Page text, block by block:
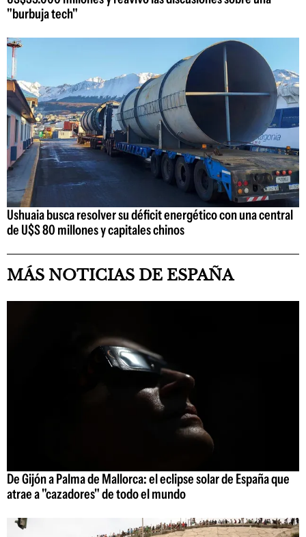
"burbuja tech"
Ushuaia busca resolver su déficit energético con una central
de U$S 80 millones y capitales chinos
MÁS NOTICIAS DE ESPAÑA
De Gijón a Palma de Mallorca: el eclipse solar de España que
atrae a "cazadores" de todo el mundo